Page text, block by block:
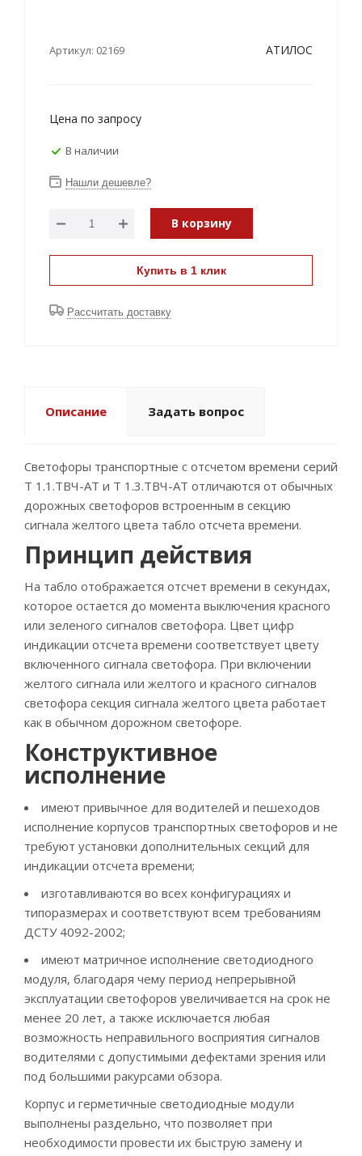
Артикул: 02169 АТИЛОС
Цена по запросу
В наличии
Нашли дешевле?
В корзину
Купить в 1 клик
Рассчитать доставку
Описание Задать вопрос
Светофоры транспортные с отсчетом времени серий
Т 1.1.ТВЧ-АТ и Т 1.3.ТВЧ-АТ отличаются от обычных
дорожных светофоров встроенным в секцию
сигнала желтого цвета табло отсчета времени.
Принцип действия
На табло отображается отсчет времени в секундах,
которое остается до момента выключения красного
или зеленого сигналов светофора. Цвет цифр
индикации отсчета времени соответствует цвету
включенного сигнала светофора. При включении
желтого сигнала или желтого и красного сигналов
светофора секция сигнала желтого цвета работает
как в обычном дорожном светофоре.
Конструктивное
исполнение
имеют привычное для водителей и пешеходов
исполнение корпусов транспортных светофоров и не
требуют установки дополнительных секций для
индикации отсчета времени;
изготавливаются во всех конфигурациях и
типоразмерах и соответствуют всем требованиям
ДСТУ 4092-2002;
имеют матричное исполнение светодиодного
модуля, благодаря чему период непрерывной
эксплуатации светофоров увеличивается на срок не
менее 20 лет, а также исключается любая
возможность неправильного восприятия сигналов
водителями с допустимыми дефектами зрения или
под большими ракурсами обзора.
Корпус и герметичные светодиодные модули
выполнены раздельно, что позволяет при
необходимости провести их быструю замену и